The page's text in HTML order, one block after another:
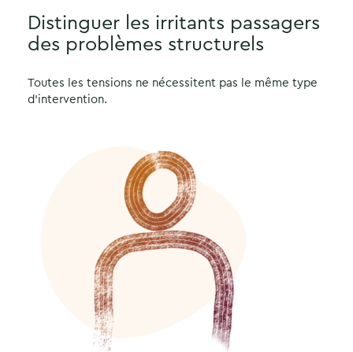
Distinguer les irritants passagers
des problèmes structurels
Toutes les tensions ne nécessitent pas le même type
d’intervention.